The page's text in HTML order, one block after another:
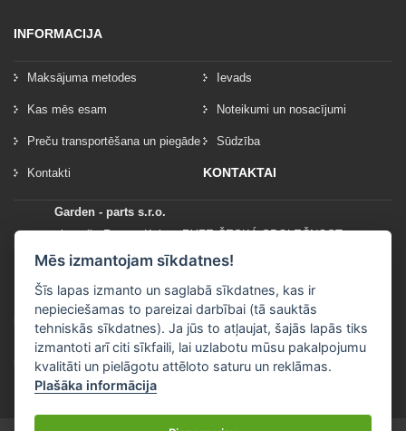
INFORMACIJA
Maksājuma metodes Ievads
Kas mēs esam Noteikumi un nosacījumi
Preču transportēšana un piegāde Sūdzība
Kontakti KONTAKTAI
Garden - parts s.r.o.
vlastník: Roman Kylar - RYZE ČESKÁ SPOLEČNOST
Mladějov na Moravě 153
+420 777 96 96 03
info@garden-parts.cz
Mēs izmantojam sīkdatnes!
Šīs lapas izmanto un saglabā sīkdatnes, kas ir
nepieciešamas to pareizai darbībai (tā sauktās
tehniskās sīkdatnes). Ja jūs to atļaujat, šajās lapās tiks
izmantoti arī citi sīkfaili, lai uzlabotu mūsu pakalpojumu
kvalitāti un pielāgotu attēloto saturu un reklāmas.
Plašāka informācija